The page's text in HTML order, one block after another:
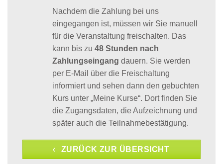
Nachdem die Zahlung bei uns
eingegangen ist, müssen wir Sie manuell
für die Veranstaltung freischalten. Das
kann bis zu 48 Stunden nach
Zahlungseingang dauern. Sie werden
per E-Mail über die Freischaltung
informiert und sehen dann den gebuchten
Kurs unter „Meine Kurse“. Dort finden Sie
die Zugangsdaten, die Aufzeichnung und
später auch die Teilnahmebestätigung.
ZURÜCK ZUR ÜBERSICHT